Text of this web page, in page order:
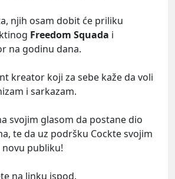
njih osam dobit će priliku
Freedom Squada i
na godinu dana.
kreator koji za sebe kaže da voli
i sarkazam.
svojim glasom da postane dio
te da uz podršku Cockte svojim
publiku!
na linku ispod.